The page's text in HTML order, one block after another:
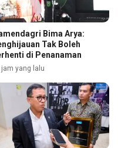
Bima Arya:
Tak Boleh
di Penanaman
jam yang lalu